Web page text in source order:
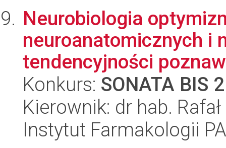
Neurobiologia
neuroanatomicznych i
tendencyjności
Konkurs: SONATA BIS 2
Kierownik: dr hab. Rafał
Instytut Farmakologii